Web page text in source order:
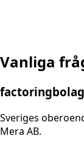
Vanliga
Sveriges
Mera AB.